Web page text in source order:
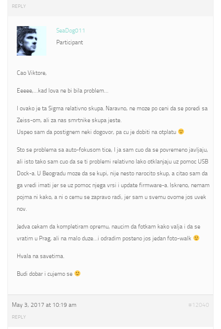
REPLY
SeaDog011
Participant
Cao Viktore,
Eeeee,…kad lova ne bi bila problem…
I ovako je ta Sigma relativno skupa. Naravno, ne moze po ceni da se poredi sa
Zeiss-om, ali za nas smrtnike skupa jeste.
Uspeo sam da postignem neki dogovor, pa cu je dobiti na otplatu
Sto se problema sa auto-fokusom tice, I ja sam cuo da se povremeno javljaju,
ali isto tako sam cuo da se ti problemi relativno lako otklanjaju uz pomoc USB
Dock-a. U Beogradu moze da se kupi, nije nesto narocito skup, a citao sam da
ga vredi imati jer se uz pomoc njega vrsi i update firmware-a. Iskreno, nemam
pojma ni kako, a ni o cemu se zapravo radi, jer sam u svemu ovome jos uvek
nov.
Jedva cekam da kompletiram opremu, naucim da fotkam kako valja i da se
vratim u Prag, ali na malo duze…i odradim posteno jos jedan foto-walk
Hvala na savetima.
Budi dobar i cujemo se
May 3, 2017 at 10:19 am #12040
REPLY